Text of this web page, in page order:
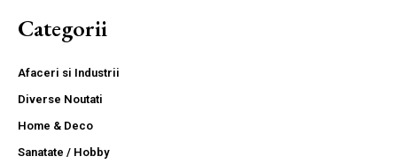
Categorii
Afaceri si Industrii
Diverse Noutati
Home & Deco
Sanatate / Hobby